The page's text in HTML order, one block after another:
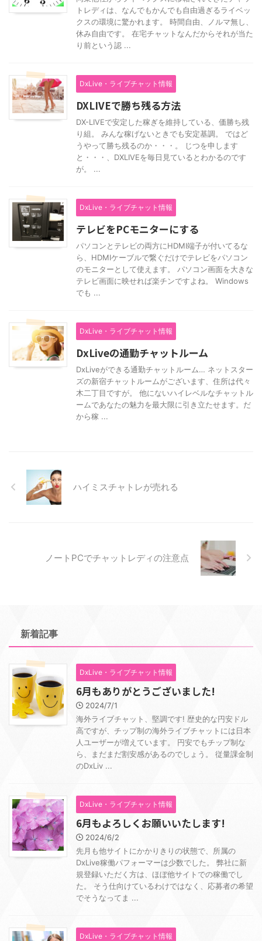
トレディは、なんでもかんでも自由過ぎるライベッ
クスの環境に驚かれます。 時間自由、ノルマ無し、
休み自由です。 在宅チャットなんだからそれが当た
り前という認 ...
DxLive・ライブチャット情報
DXLIVEで勝ち残る方法
DX-LIVEで安定した稼ぎを維持している、価勝ち残
り組。 みんな稼げないときでも安定基調。 ではど
うやって勝ち残るのか・・・。 じつを申します
と・・・、DXLIVEを毎日見ているとわかるのです
が。 ...
DxLive・ライブチャット情報
テレビをPCモニターにする
パソコンとテレビの両方にHDMI端子が付いてるな
ら、HDMIケーブルで繋ぐだけでテレビをパソコン
のモニターとして使えます。 パソコン画面を大きな
テレビ画面に映せれば楽チンですよね。 Windows
でも ...
DxLive・ライブチャット情報
DxLiveの通勤チャットルーム
DxLiveができる通勤チャットルーム… ネットスター
ズの新宿チャットルームがございます、住所は代々
木二丁目ですが。 他にないハイレベルなチャットル
ームであなたの魅力を最大限に引き立たせます。だ
から稼 ...
ハイミスチャトレが売れる
ノートPCでチャットレディの注意点
新着記事
DxLive・ライブチャット情報
6月もありがとうございました!
2024/7/1
海外ライブチャット、堅調です! 歴史的な円安ドル
高ですが、チップ制の海外ライブチャットには日本
人ユーザーが増えています。 円安でもチップ制な
ら、まだまだ割安感があるのでしょう。 従量課金制
のDxLiv ...
DxLive・ライブチャット情報
6月もよろしくお願いいたします!
2024/6/2
先月も他サイトにかかりきりの状態で、所属の
DxLive稼働パフォーマーは少数でした。 弊社に新
規登録いただく方は、ほぼ他サイトでの稼働でし
た。 そう仕向けているわけではなく、応募者の希望
でそうなってま ...
DxLive・ライブチャット情報